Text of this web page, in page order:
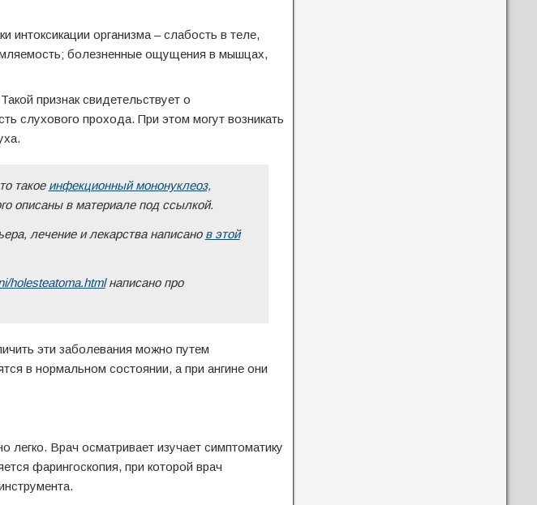
интоксикации организма – слабость в теле,
болезненные ощущения в мышцах,
признак свидетельствует о
слухового прохода. При этом могут возникать
такое инфекционный мононуклеоз,
описаны в материале под ссылкой.
лечение и лекарства написано в этой
holesteatoma.htmlнаписано про
эти заболевания можно путем
в нормальном состоянии, а при ангине они
легко. Врач осматривает изучает симптоматику
фарингоскопия, при которой врач